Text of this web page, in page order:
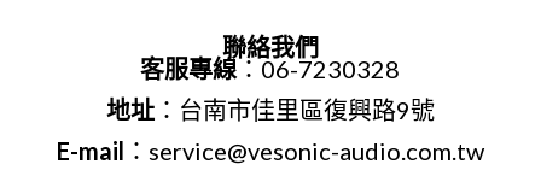
聯絡我們
客服專線：06-7230328
地址：台南市佳里區復興路9號
E-mail ：service@vesonic-audio.com.tw